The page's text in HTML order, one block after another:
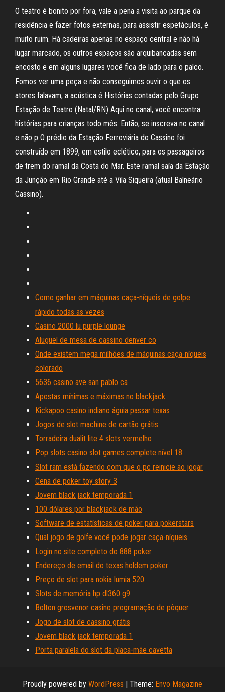
O teatro é bonito por fora, vale a pena a visita ao parque da
residência e fazer fotos externas, para assistir espetáculos, é
muito ruim. Há cadeiras apenas no espaço central e não há
lugar marcado, os outros espaços são arquibancadas sem
encosto e em alguns lugares você fica de lado para o palco.
Fomos ver uma peça e não conseguimos ouvir o que os
atores falavam, a acústica é Histórias contadas pelo Grupo
Estação de Teatro (Natal/RN) Aqui no canal, você encontra
histórias para crianças todo mês. Então, se inscreva no canal
e não p O prédio da Estação Ferroviária do Cassino foi
construído em 1899, em estilo eclético, para os passageiros
de trem do ramal da Costa do Mar. Este ramal saía da Estação
da Junção em Rio Grande até a Vila Siqueira (atual Balneário
Cassino).
Como ganhar em máquinas caça-níqueis de golpe
rápido todas as vezes
Casino 2000 lu purple lounge
Aluguel de mesa de cassino denver co
Onde existem mega milhões de máquinas caça-níqueis
colorado
5636 casino ave san pablo ca
Apostas mínimas e máximas no blackjack
Kickapoo casino indiano águia passar texas
Jogos de slot machine de cartão grátis
Torradeira dualit lite 4 slots vermelho
Pop slots casino slot games complete nível 18
Slot ram está fazendo com que o pc reinicie ao jogar
Cena de poker toy story 3
Jovem black jack temporada 1
100 dólares por blackjack de mão
Software de estatísticas de poker para pokerstars
Qual jogo de golfe você pode jogar caça-níqueis
Login no site completo do 888 poker
Endereço de email do texas holdem poker
Preço de slot para nokia lumia 520
Slots de memória hp dl360 g9
Bolton grosvenor casino programação de pôquer
Jogo de slot de cassino grátis
Jovem black jack temporada 1
Porta paralela do slot da placa-mãe cavetta
Proudly powered by WordPress | Theme: Envo Magazine